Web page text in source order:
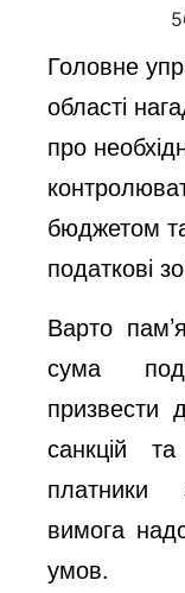
Головне
області
про
бюджетом
податкові
Варто
сума
призвести
санкцій
вимога
умов.